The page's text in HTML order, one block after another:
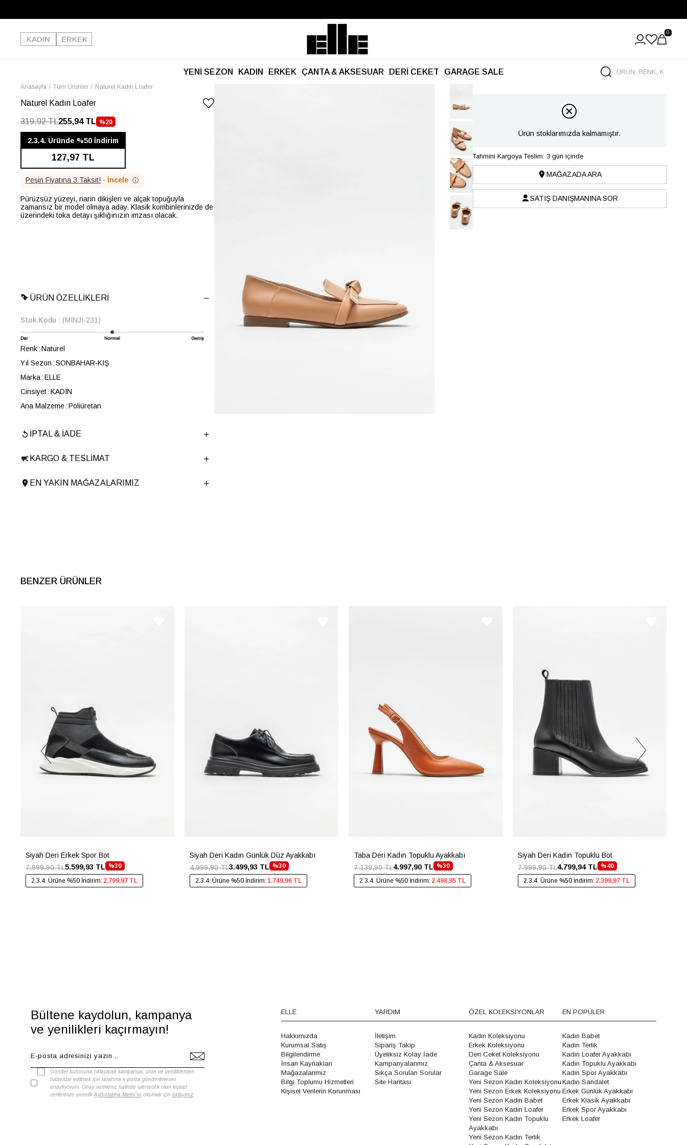
Kargo Ücretsiz!
KADIN
ERKEK
0
YENİ SEZON KADIN ERKEK ÇANTA & AKSESUAR DERİ CEKET GARAGE SALE
Anasayfa Tüm Ürünler Naturel Kadın Loafer
Naturel Kadın Loafer
319,92 TL255,94 TL %20
İNDIRIM
2.3.4. Üründe %50 İndirim
127,97 TL
Peşin Fiyatına 3 Taksit! · İncele ⓘ
Pürüzsüz yüzeyi, narin dikişleri ve alçak topuğuyla
zamansız bir model olmaya aday. Klasik kombinlerinizde de
üzerindeki toka detayı şıklığınızın imzası olacak.
ÜRÜN ÖZELLIKLERI
Stok Kodu (MINJI-231)
Renk Naturel
Yıl Sezon SONBAHAR-KIŞ
Marka ELLE
Cinsiyet KADIN
Ana Malzeme Poliüretan
Topuk Boyu
1.5 cm
Ürün Cinsi
Loafer
Tema
İPTAL & İADE
KARGO & TESLIMAT
EN YAKIN MAĞAZALARIMIZ
Ürün stoklarımızda kalmamıştır.
Tahmini Kargoya Teslim: 3 gün içinde
MAĞAZADA ARA
SATIŞ DANIŞMANINA SOR
BENZER ÜRÜNLER
Siyah Deri Erkek Spor Bot
%30
5.599,93 TL
7.999,90 TL
2.3.4. Ürüne %50 İndirim: 2.799,97 TL
Siyah Deri Kadın Günlük Düz Ayakkabı
%30
3.499,93 TL
4.999,90 TL
2.3.4. Ürüne %50 İndirim: 1.749,96 TL
Taba Deri Kadın Topuklu Ayakkabı
%30
4.997,90 TL
7.139,90 TL
2.3.4. Ürüne %50 İndirim: 2.498,95 TL
Siyah Deri Kadın Topuklu Bot
%40
4.799,94 TL
7.999,90 TL
2.3.4. Ürüne %50 İndirim: 2.399,97 TL
Bültene kaydolun, kampanya
ve yenilikleri kaçırmayın!
Gönder butonuna tıklayarak kampanya, ürün ve yeniliklerden
haberdar edilmek için tarafıma e-posta gönderilmesini
onaylıyorum. Onay vermeniz halinde işlenecek olan kişisel
verilerinize yönelik Aydınlatma Metni'ni okumak için tıklayınız
ELLE
Hakkımızda
Kurumsal Satış
Bilgilendirme
İnsan Kaynakları
Mağazalarımız
Bilgi Toplumu Hizmetleri
Kişisel Verilerin Korunması
YARDIM
İletişim
Sipariş Takip
Üyeliksiz Kolay İade
Kampanyalarımız
Sıkça Sorulan Sorular
Site Haritası
ÖZEL KOLEKSİYONLAR
Kadın Koleksiyonu
Erkek Koleksiyonu
Deri Ceket Koleksiyonu
Çanta & Aksesuar
Garage Sale
Yeni Sezon Kadın Koleksiyonu
Yeni Sezon Erkek Koleksiyonu
Yeni Sezon Kadın Babet
Yeni Sezon Kadın Loafer
Yeni Sezon Kadın Topuklu
Ayakkabı
Yeni Sezon Kadın Terlik
EN POPÜLER
Kadın Babet
Kadın Terlik
Kadın Loafer Ayakkabı
Kadın Topuklu Ayakkabı
Kadın Spor Ayakkabı
Kadın Sandalet
Erkek Günlük Ayakkabı
Erkek Klasik Ayakkabı
Erkek Spor Ayakkabı
Erkek Loafer